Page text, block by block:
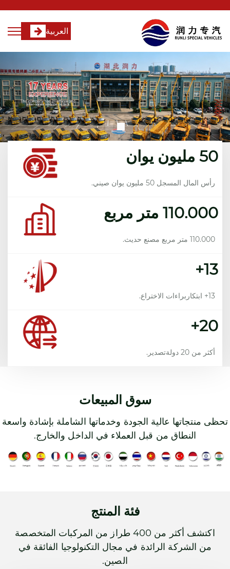
العربية
شاحنة رش المياه
مع الحمولة المقدرة بـ 3.85 طن والسرعة القصوى 110 كم/
ساعة، تتميز شاحنة رش المياه ذات الضغط العالي بالتشغيل
المرن والتكوينات الاختيارية المتعددة والهيكل القوي.
50 مليون يوان
رأس المال المسجل 50 مليون يوان صيني.
110.000 متر مربع
110.000 متر مربع مصنع حديث.
13+
13+ ابتكار براءات الاختراع.
20+
أكثر من 20 دولة تصدير.
سوق المبيعات
تحظى منتجاتها عالية الجودة وخدماتها الشاملة بإشادة واسعة
النطاق من قبل العملاء في الداخل والخارج.
فئة المنتج
اكتشف أكثر من 400 طراز من المركبات المتخصصة
من الشركة الرائدة في مجال التكنولوجيا الفائقة في
الصين.